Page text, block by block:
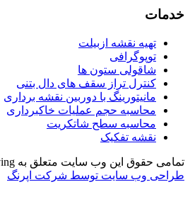
خدمات
تهیه نقشه ازبیلت
توپوگرافی
شاقولی ستون ها
کنترل تراز سقف های دال بتنی
مانیتورینگ با دوربین نقشه برداری
محاسبه حجم عملیات خاکبرداری
محاسبه سطح شاتکریت
نقشه تفکیک
تمامی حقوق این وب سایت متعلق به MKTSurveying می باشد.
طراحی وب سایت توسط شرکت اپرنگ